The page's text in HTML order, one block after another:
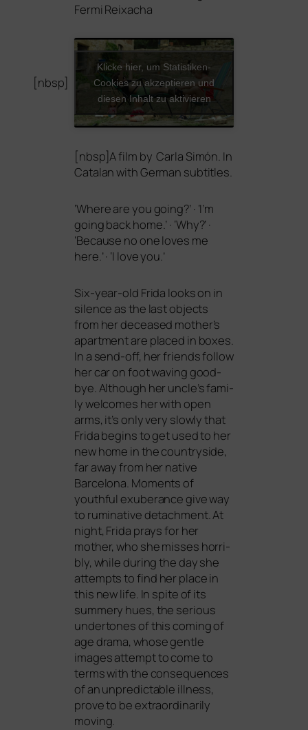
Fermi Reixacha
[nbsp]
Klicke hier, um Statistiken-
Cookies zu akzeptieren und
diesen Inhalt zu aktivieren
[nbsp]A film by Carla Simón. In
Catalan with German subtitles.
‘Where are you going?’ · ‘I’m
going back home.’ · ‘Why?’ ·
‘Because no one loves me
here.’ · ‘I love you.’
Six-year-old Frida looks on in
silence as the last objects
from her decea­sed mother’s
apart­ment are pla­ced in boxes.
In a send-off, her fri­ends fol­low
her car on foot waving good­
bye. Although her uncle’s fami­
ly wel­co­mes her with open
arms, it’s only very slow­ly that
Frida beg­ins to get used to her
new home in the coun­try­si­de,
far away from her nati­ve
Barcelona. Moments of
youthful exu­berance give way
to rumi­na­ti­ve detach­ment. At
night, Frida prays for her
mother, who she mis­ses hor­ri­
bly, while during the day she
attempts to find her place in
this new life. In spi­te of its
sum­me­ry hues, the serious
under­to­nes of this coming of
age dra­ma, who­se gent­le
images attempt to come to
terms with the con­se­quen­ces
of an unpre­dic­ta­ble ill­ness,
pro­ve to be extra­or­di­na­ri­ly
moving.